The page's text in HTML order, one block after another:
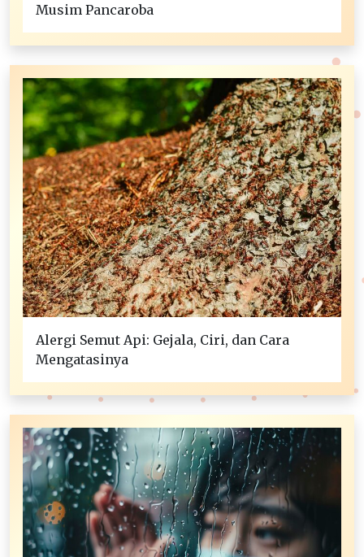
Musim Pancaroba
Alergi Semut Api: Gejala, Ciri, dan Cara
Mengatasinya